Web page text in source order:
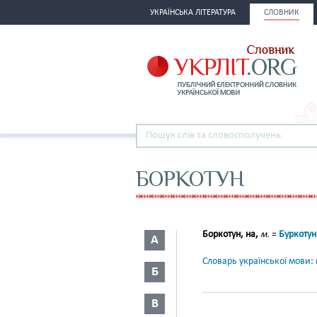
УКРАЇНСЬКА ЛІТЕРАТУРА СЛОВНИК
БОРКОТУН
А
Б
В
Боркотун, на, м. = Буркотун
Словарь української